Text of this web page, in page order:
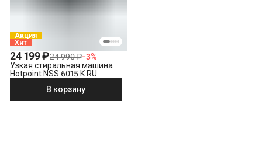
Акция
Хит
24 199 ₽24 990 ₽−3%
Узкая стиральная машина
Hotpoint NSS 6015 K RU
В корзину